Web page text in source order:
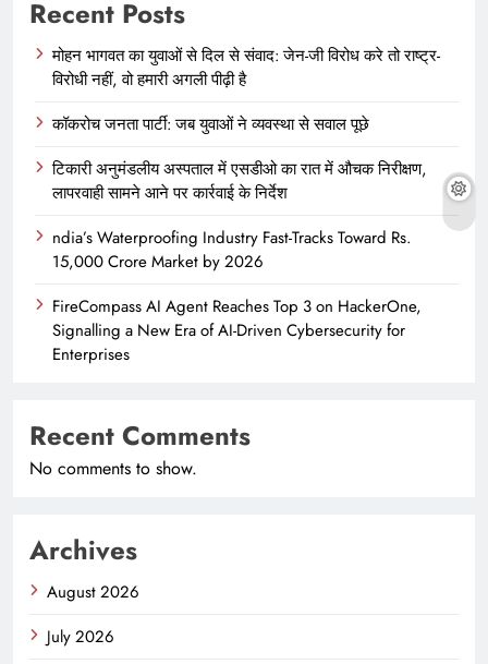
Recent Posts
मोहन भागवत का युवाओं से दिल से संवाद: जेन-जी विरोध करे तो राष्ट्र-
विरोधी नहीं, वो हमारी अगली पीढ़ी है
कॉकरोच जनता पार्टी: जब युवाओं ने व्यवस्था से सवाल पूछे
टिकारी अनुमंडलीय अस्पताल में एसडीओ का रात में औचक निरीक्षण,
लापरवाही सामने आने पर कार्रवाई के निर्देश
ndia’s Waterproofing Industry Fast-Tracks Toward Rs.
15,000 Crore Market by 2026
FireCompass AI Agent Reaches Top 3 on HackerOne,
Signalling a New Era of AI-Driven Cybersecurity for
Enterprises
Recent Comments
No comments to show.
Archives
August 2026
July 2026